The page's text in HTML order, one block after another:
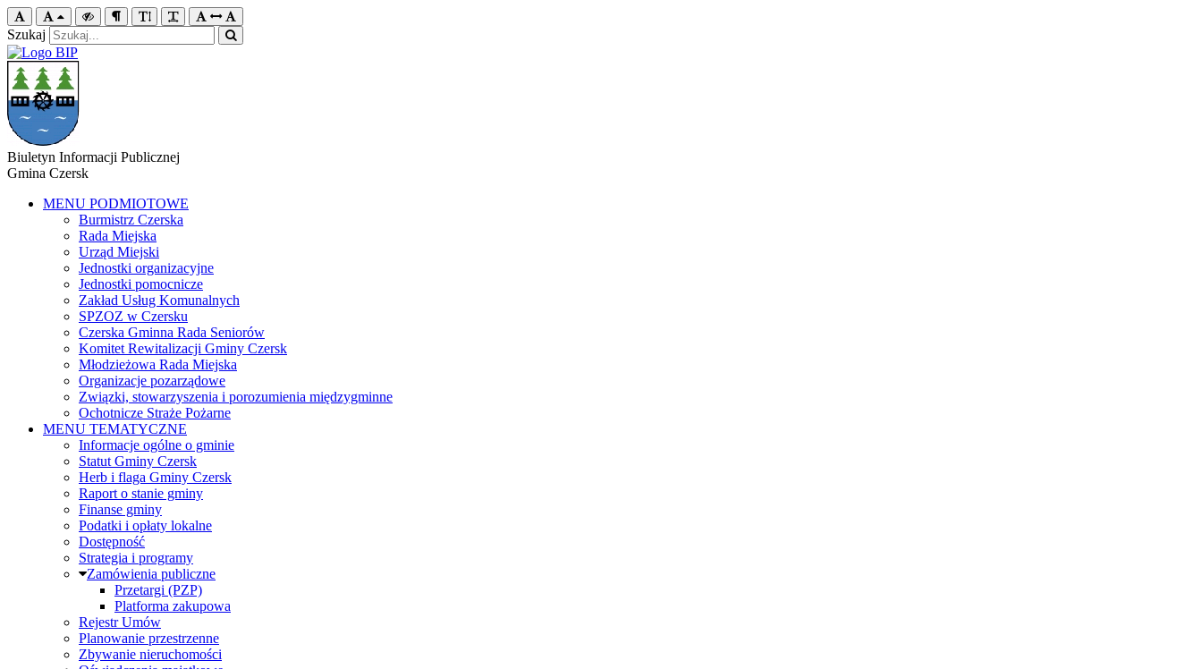
Szukaj
Biuletyn Informacji Publicznej
Gmina Czersk
MENU PODMIOTOWE
Burmistrz Czerska
Rada Miejska
Urząd Miejski
Jednostki organizacyjne
Jednostki pomocnicze
Zakład Usług Komunalnych
SPZOZ w Czersku
Czerska Gminna Rada Seniorów
Komitet Rewitalizacji Gminy Czersk
Młodzieżowa Rada Miejska
Organizacje pozarządowe
Związki, stowarzyszenia i porozumienia międzygminne
Ochotnicze Straże Pożarne
MENU TEMATYCZNE
Informacje ogólne o gminie
Statut Gminy Czersk
Herb i flaga Gminy Czersk
Raport o stanie gminy
Finanse gminy
Podatki i opłaty lokalne
Dostępność
Strategia i programy
Zamówienia publiczne
Przetargi (PZP)
Platforma zakupowa
Rejestr Umów
Planowanie przestrzenne
Zbywanie nieruchomości